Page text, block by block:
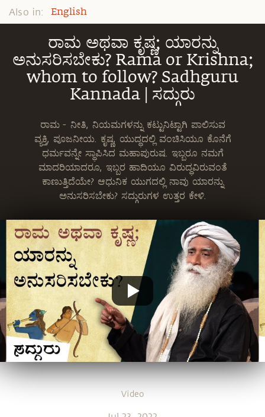
Also in: English
ರಾಮ ಅಥವಾ ಕೃಷ್ಣ; ಯಾರನ್ನು
ಅನುಸರಿಸಬೇಕು? Rama or Krishna;
whom to follow? Sadhguru
Kannada | ಸದ್ಗುರು
ರಾಮ - ನೀತಿ, ನಿಯಮಗಳನ್ನು ಕಟ್ಟುನಿಟ್ಟಾಗಿ ಪಾಲಿಸುವ
ವ್ಯಕ್ತಿ, ಪೂಜನೀಯ. ಕೃಷ್ಣ, ಯುದ್ಧದಲ್ಲಿ ವಂಚಿಸಿಯೂ ಕೊನೆಗೆ
ಧರ್ಮವನ್ನೇ ಸ್ಥಾಪಿಸಿದ ಮಹಾಪುರುಷ. ಇಬ್ಬರೂ ನಮಗೆ
ಮಾದರಿಯಾದರೂ, ಇಬ್ಬರ ಹಾದಿಯೂ ವಿರುದ್ಧವಿರುವಂತೆ
ಕಾಣುತ್ತಿದೆಯೇ? ಆಧುನಿಕ ಯುಗದಲ್ಲಿ ನಾವು ಯಾರನ್ನು
ಅನುಸರಿಸಬೇಕು? ಸದ್ಗುರುಗಳ ಉತ್ತರ ಕೇಳಿ.
Video